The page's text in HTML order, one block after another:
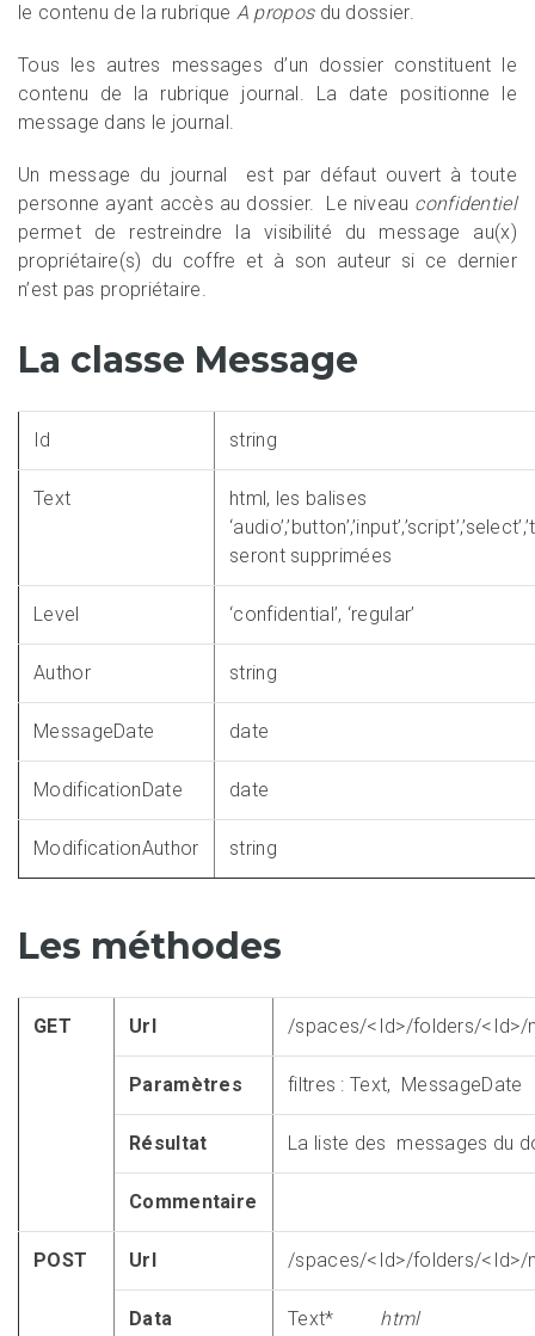
le contenu de la rubrique A proposdu dossier.
Tous les autres messages d’un dossier constituent le
contenu de la rubrique journal. La date positionne le
message dans le journal.
Un message du journal est par défaut ouvert à toute
personne ayant accès au dossier. Le niveau confidentiel
permet de restreindre la visibilité du message au(x)
propriétaire(s) du coffre et à son auteur si ce dernier
n’est pas propriétaire.
La classe Message
Id string
Text
html, les balises
seront supprimées
Level ‘confidential’, ‘regular’
Author string
MessageDate date
ModificationDate date
ModificationAuthor string
Les méthodes
GET Url /spaces/<Id>/folders/<Id>/
Paramètres filtres : Text, MessageDate
Résultat La liste des messages du
Commentaire
POST Url /spaces/<Id>/folders/<Id>/
Data Text* html